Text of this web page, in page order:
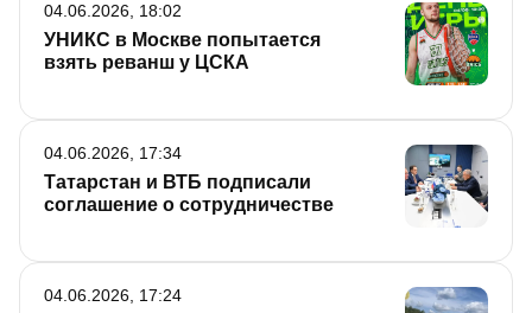
УНИКС в Москве попытается
взять реванш у ЦСКА
04.06.2026, 18:02
Татарстан и ВТБ подписали
соглашение о сотрудничестве
04.06.2026, 17:34
04.06.2026, 17:24